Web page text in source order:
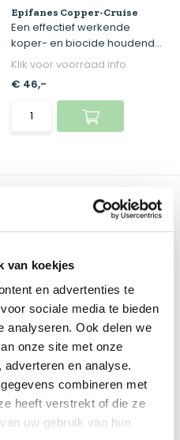
van koekjes
en advertenties te
sociale media te bieden
analyseren. Ook delen we
onze site met onze
en analyse.
combineren met
heeft verstrekt of die ze
uw gebruik van hun
Epifanes Copper-Cruise
Een effectief werkende
koper- en biocide houdend...
Klik voor voorraad info
€ 46,-